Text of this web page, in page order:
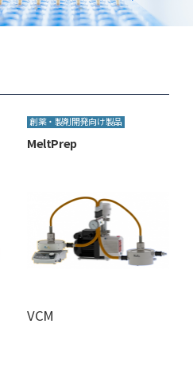
創薬・製剤開発向け製品
MeltPrep
VCM